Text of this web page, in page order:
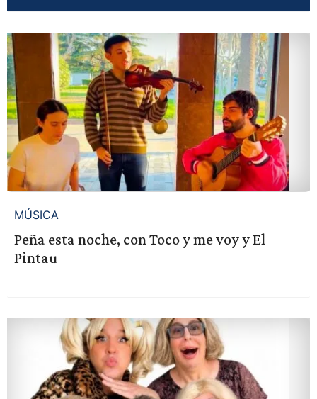
MÚSICA
Peña esta noche, con Toco y me voy y El
Pintau